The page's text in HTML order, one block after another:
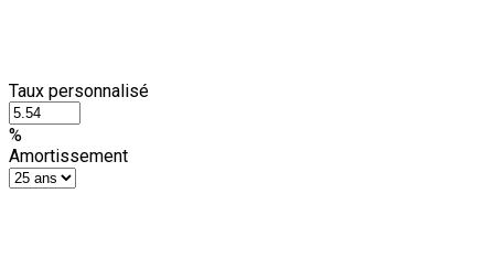
Taux personnalisé
%
Amortissement